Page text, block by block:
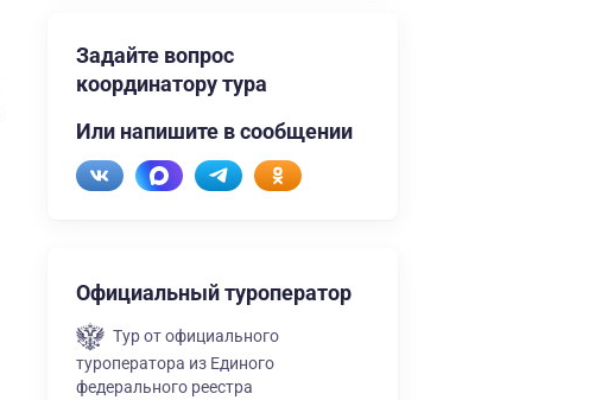
Задайте вопрос
координатору тура
Или напишите в сообщении
Официальный туроператор
Тур от официального
туроператора из Единого
федерального реестра